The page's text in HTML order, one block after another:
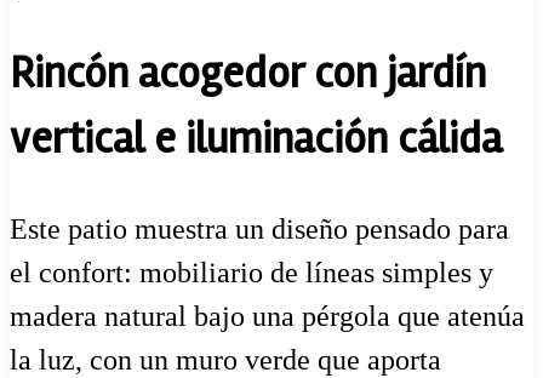
Rincón acogedor con jardín
vertical e iluminación cálida
Este patio muestra un diseño pensado para
el confort: mobiliario de líneas simples y
madera natural bajo una pérgola que atenúa
la luz, con un muro verde que aporta